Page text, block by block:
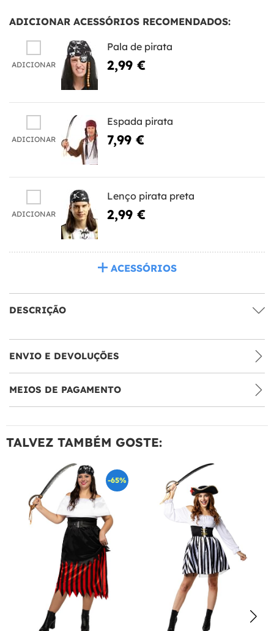
ADICIONAR ACESSÓRIOS RECOMENDADOS:
ADICIONAR
Pala de pirata
2,99 €
ADICIONAR
Espada pirata
7,99 €
ADICIONAR
Lenço pirata preta
2,99 €
ACESSÓRIOS
DESCRIÇÃO
ENVIO E DEVOLUÇÕES
MEIOS DE PAGAMENTO
TALVEZ TAMBÉM GOSTE:
-65%